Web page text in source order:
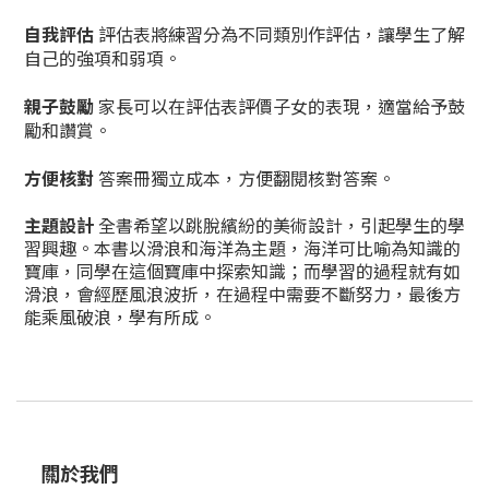
自我評估 評估表將練習分為不同類別作評估，讓學生了解
自己的強項和弱項。
親子鼓勵家長可以在評估表評價子女的表現，適當給予鼓
勵和讚賞。
方便核對 答案冊獨立成本，方便翻閱核對答案。
主題設計全書希望以跳脫繽紛的美術設計，引起學生的學
習興趣。本書以滑浪和海洋為主題，海洋可比喻為知識的
寶庫，同學在這個寶庫中探索知識；而學習的過程就有如
滑浪，會經歷風浪波折，在過程中需要不斷努力，最後方
能乘風破浪，學有所成。
關於我們